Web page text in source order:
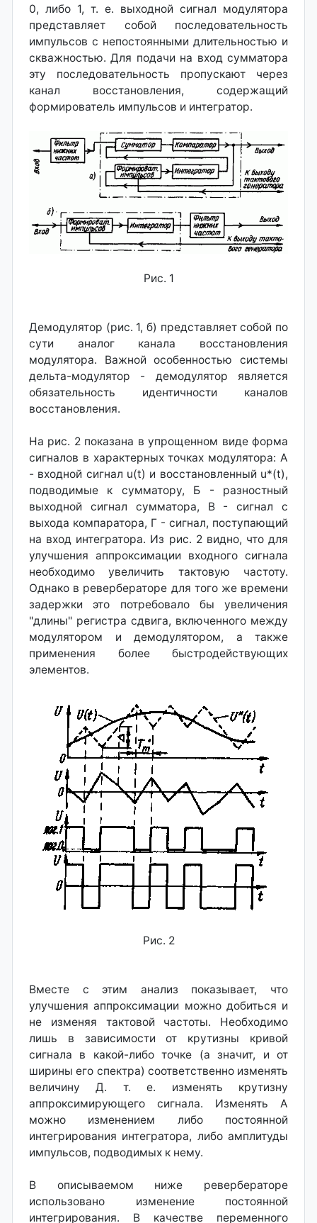
0, либо 1, т. е. выходной сигнал модулятора
представляет собой последовательность
импульсов с непостоянными длительностью и
скважностью. Для подачи на вход сумматора
эту последовательность пропускают через
канал восстановления, содержащий
формирователь импульсов и интегратор.
Рис. 1
Демодулятор (рис. 1, б) представляет собой по
сути аналог канала восстановления
модулятора. Важной особенностью системы
дельта-модулятор - демодулятор является
обязательность идентичности каналов
восстановления.
На рис. 2 показана в упрощенном виде форма
сигналов в характерных точках модулятора: А
- входной сигнал u(t) и восстановленный u*(t),
подводимые к сумматору, Б - разностный
выходной сигнал сумматора, В - сигнал с
выхода компаратора, Г - сигнал, поступающий
на вход интегратора. Из рис. 2 видно, что для
улучшения аппроксимации входного сигнала
необходимо увеличить тактовую частоту.
Однако в ревербераторе для того же времени
задержки это потребовало бы увеличения
"длины" регистра сдвига, включенного между
модулятором и демодулятором, а также
применения более быстродействующих
элементов.
Рис. 2
Вместе с этим анализ показывает, что
улучшения аппроксимации можно добиться и
не изменяя тактовой частоты. Необходимо
лишь в зависимости от крутизны кривой
сигнала в какой-либо точке (а значит, и от
ширины его спектра) соответственно изменять
величину Д. т. е. изменять крутизну
аппроксимирующего сигнала. Изменять А
можно изменением либо постоянной
интегрирования интегратора, либо амплитуды
импульсов, подводимых к нему.
В описываемом ниже ревербераторе
использовано изменение постоянной
интегрирования. В качестве переменного